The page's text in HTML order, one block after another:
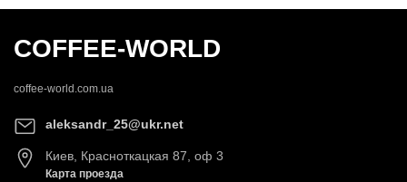
COFFEE-WORLD
coffee-world.com.ua
aleksandr_25@ukr.net
Киев, Красноткацкая 87, оф 3
Карта проезда